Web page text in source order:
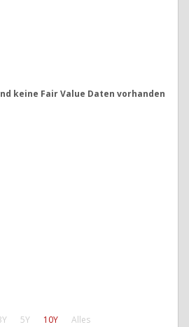
5Y 10Y Alles
keine Fair Value Daten vorhanden